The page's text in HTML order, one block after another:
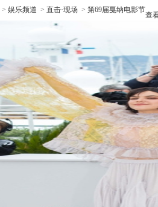
> 娱乐频道 > 直击·现场 > 第69届戛纳电影节
查